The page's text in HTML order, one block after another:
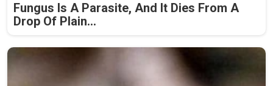
Fungus Is A Parasite, And It Dies From A
Drop Of Plain...